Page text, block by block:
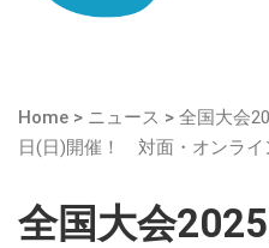
Home > ニュース > 全国大会
日(日)開催！ 対面・オンライ
全国大会